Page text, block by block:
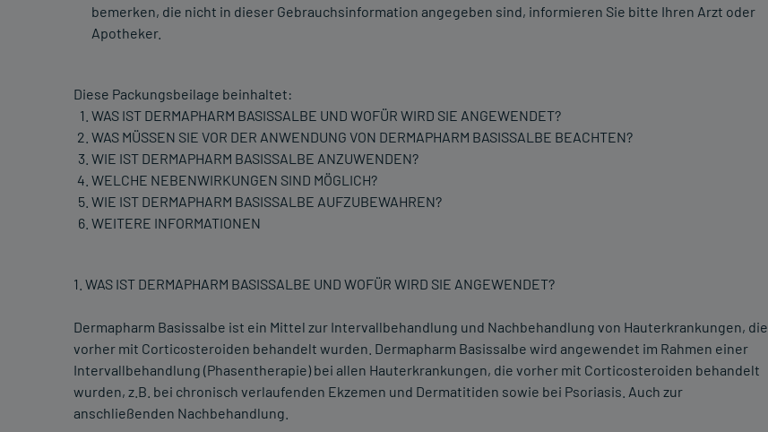
bemerken, die nicht in dieser Gebrauchsinformation angegeben sind, informieren Sie bitte Ihren Arzt oder
Apotheker.
Diese Packungsbeilage beinhaltet:
WAS IST DERMAPHARM BASISSALBE UND WOFÜR WIRD SIE ANGEWENDET?
WAS MÜSSEN SIE VOR DER ANWENDUNG VON DERMAPHARM BASISSALBE BEACHTEN?
WIE IST DERMAPHARM BASISSALBE ANZUWENDEN?
WELCHE NEBENWIRKUNGEN SIND MÖGLICH?
WIE IST DERMAPHARM BASISSALBE AUFZUBEWAHREN?
WEITERE INFORMATIONEN
1. WAS IST DERMAPHARM BASISSALBE UND WOFÜR WIRD SIE ANGEWENDET?
Dermapharm Basissalbe ist ein Mittel zur Intervallbehandlung und Nachbehandlung von Hauterkrankungen, die
vorher mit Corticosteroiden behandelt wurden. Dermapharm Basissalbe wird angewendet im Rahmen einer
Intervallbehandlung (Phasentherapie) bei allen Hauterkrankungen, die vorher mit Corticosteroiden behandelt
wurden, z.B. bei chronisch verlaufenden Ekzemen und Dermatitiden sowie bei Psoriasis. Auch zur
anschließenden Nachbehandlung.